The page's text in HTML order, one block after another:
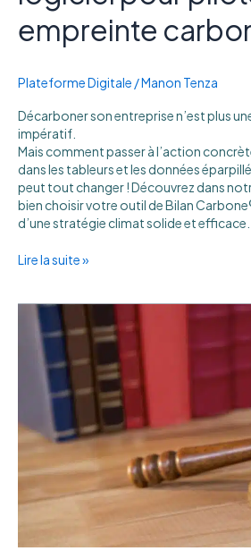
empreinte
Plateforme Digitale /Manon Tenza
Décarboner son entreprise n’est plus
impératif.
Mais comment passer à l’action
dans les tableurs et les données
peut tout changer ! Découvrez dans
bien choisir votre outil de Bilan
d’une stratégie climat solide et efficace.
Lire la suite »
Réforme
CSRD
2025
Quels
changements
et
impacts
pour
les
entreprises
?